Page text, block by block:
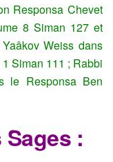
Responsa Chevet
8 Siman 127 et
Weiss dans
Siman 111 ; Rabbi
le Responsa Ben
: